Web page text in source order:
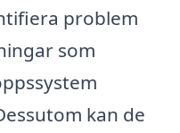
problem
som
kan de